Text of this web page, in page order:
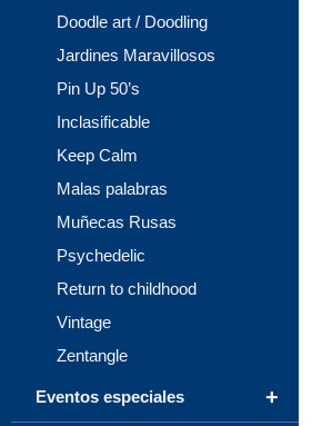
Doodle art / Doodling
Jardines Maravillosos
Pin Up 50’s
Inclasificable
Keep Calm
Malas palabras
Muñecas Rusas
Psychedelic
Return to childhood
Vintage
Zentangle
+
Eventos especiales